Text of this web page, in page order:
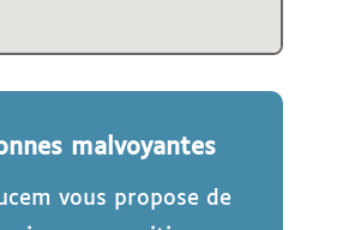
malvoyantes
vous propose de